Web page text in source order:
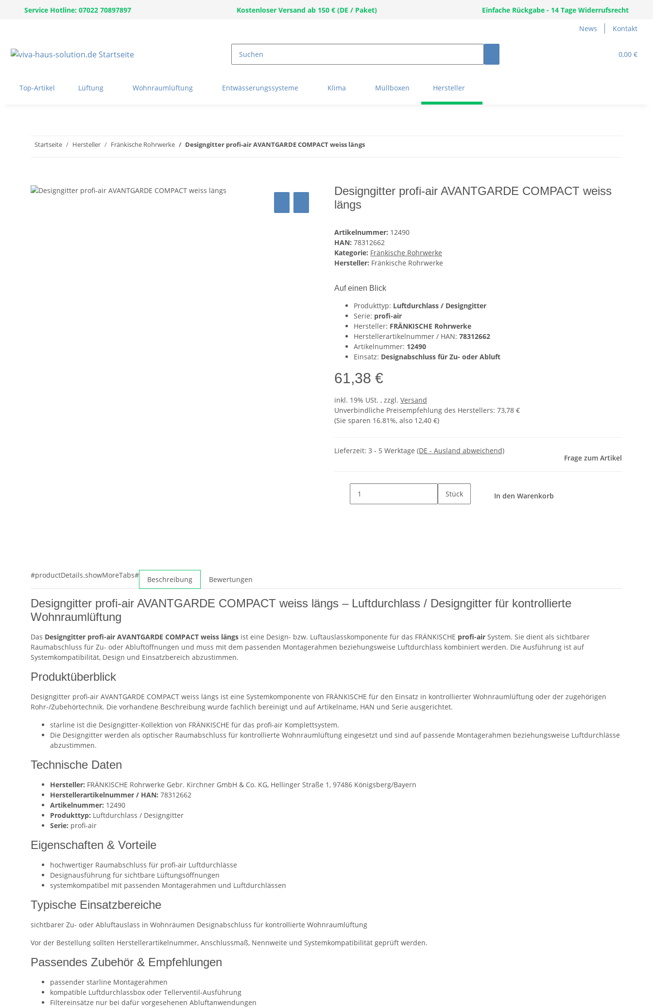
Service Hotline: 07022 70897897 Kostenloser Versand ab 150 € (DE / Paket) Einfache Rückgabe - 14 Tage Widerrufsrecht
News Kontakt
0,00 €
Top-Artikel Lüftung Wohnraumlüftung Entwässerungssysteme Klima Müllboxen Hersteller
Startseite Hersteller Fränkische Rohrwerke Designgitter profi-air AVANTGARDE COMPACT weiss längs
Designgitter profi-air AVANTGARDE COMPACT weiss
längs
Artikelnummer: 12490
HAN: 78312662
Kategorie: Fränkische Rohrwerke
Hersteller: Fränkische Rohrwerke
Auf einen Blick
Produkttyp: Luftdurchlass / Designgitter
Serie: profi-air
Hersteller: FRÄNKISCHE Rohrwerke
Herstellerartikelnummer / HAN: 78312662
Artikelnummer: 12490
Einsatz: Designabschluss für Zu- oder Abluft
61,38 €
inkl. 19% USt. , zzgl. Versand
Unverbindliche Preisempfehlung des Herstellers: 73,78 €
(Sie sparen 16.81%, also 12,40 €)
Lieferzeit: 3 - 5 Werktage (DE - Ausland abweichend)
Frage zum Artikel
Stück In den Warenkorb
#productDetails.showMoreTabs# Beschreibung Bewertungen
Designgitter profi-air AVANTGARDE COMPACT weiss längs – Luftdurchlass / Designgitter für kontrollierte
Wohnraumlüftung
Das Designgitter profi-air AVANTGARDE COMPACT weiss längs ist eine Design- bzw. Luftauslasskomponente für das FRÄNKISCHE profi-air System. Sie dient als sichtbarer
Raumabschluss für Zu- oder Abluftöffnungen und muss mit dem passenden Montagerahmen beziehungsweise Luftdurchlass kombiniert werden. Die Ausführung ist auf
Systemkompatibilität, Design und Einsatzbereich abzustimmen.
Produktüberblick
Designgitter profi-air AVANTGARDE COMPACT weiss längs ist eine Systemkomponente von FRÄNKISCHE für den Einsatz in kontrollierter Wohnraumlüftung oder der zugehörigen
Rohr-/Zubehörtechnik. Die vorhandene Beschreibung wurde fachlich bereinigt und auf Artikelname, HAN und Serie ausgerichtet.
starline ist die Designgitter-Kollektion von FRÄNKISCHE für das profi-air Komplettsystem.
Die Designgitter werden als optischer Raumabschluss für kontrollierte Wohnraumlüftung eingesetzt und sind auf passende Montagerahmen beziehungsweise Luftdurchlässe
abzustimmen.
Technische Daten
Hersteller: FRÄNKISCHE Rohrwerke Gebr. Kirchner GmbH & Co. KG, Hellinger Straße 1, 97486 Königsberg/Bayern
Herstellerartikelnummer / HAN: 78312662
Artikelnummer: 12490
Produkttyp: Luftdurchlass / Designgitter
Serie: profi-air
Eigenschaften & Vorteile
hochwertiger Raumabschluss für profi-air Luftdurchlässe
Designausführung für sichtbare Lüftungsöffnungen
systemkompatibel mit passenden Montagerahmen und Luftdurchlässen
Typische Einsatzbereiche
sichtbarer Zu- oder Abluftauslass in Wohnräumen Designabschluss für kontrollierte Wohnraumlüftung
Vor der Bestellung sollten Herstellerartikelnummer, Anschlussmaß, Nennweite und Systemkompatibilität geprüft werden.
Passendes Zubehör & Empfehlungen
passender starline Montagerahmen
kompatible Luftdurchlassbox oder Tellerventil-Ausführung
Filtereinsätze nur bei dafür vorgesehenen Abluftanwendungen